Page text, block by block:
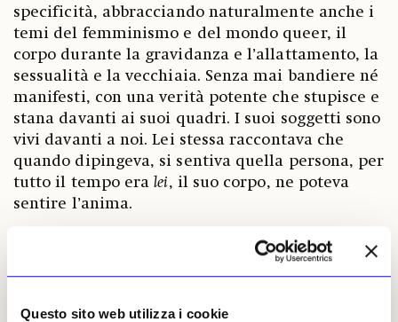
Questo sito web utilizza i cookie
specificità, abbracciando naturalmente anche i
temi del femminismo e del mondo queer, il
corpo durante la gravidanza e l’allattamento, la
sessualità e la vecchiaia. Senza mai bandiere né
manifesti, con una verità potente che stupisce e
stana davanti ai suoi quadri. I suoi soggetti sono
vivi davanti a noi. Lei stessa raccontava che
quando dipingeva, si sentiva quella persona, per
tutto il tempo eralei, il suo corpo, ne poteva
sentire l’anima.